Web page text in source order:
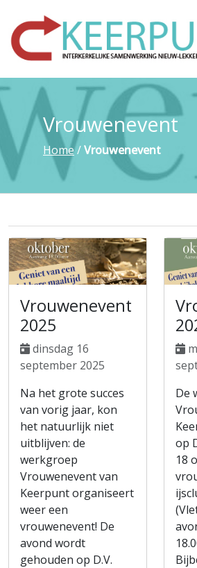
Vrouwenevent
Home/Vrouwenevent
Vrouwenevent
2025
dinsdag 16
september 2025
Na het grote succes
van vorig jaar, kon
het natuurlijk niet
uitblijven: de
werkgroep
Vrouwenevent van
Keerpunt organiseert
weer een
vrouwenevent! De
avond wordt
gehouden op D.V.
De
op
18